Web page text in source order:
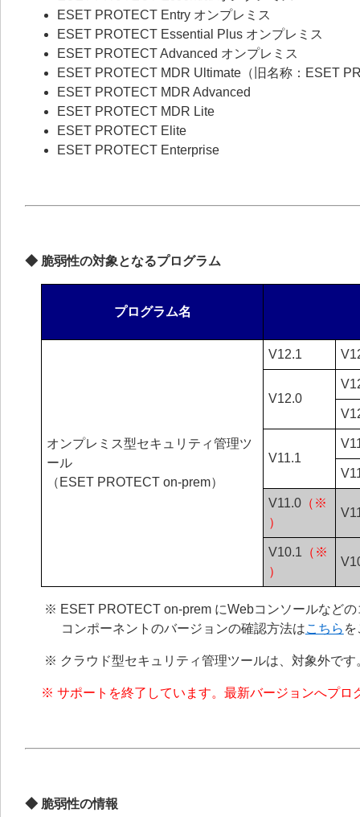
ESET PROTECT Entry オンプレミス
ESET PROTECT Essential Plus オンプレミス
ESET PROTECT Advanced オンプレミス
ESET PROTECT MDR Ultimate（旧名称：ESET
ESET PROTECT MDR Advanced
ESET PROTECT MDR Lite
ESET PROTECT Elite
ESET PROTECT Enterprise
◆ 脆弱性の対象となるプログラム
プログラム名
オンプレミス型セキュリティ管理ツ
ール
（ESET PROTECT on-prem）
V12.1
V12.0
V11.1
V11.0 （※
）
V10.1 （※
）
※ ESET PROTECT on-prem にWebコンソールなど
コンポーネントのバージョンの確認方法はこちら
※ クラウド型セキュリティ管理ツールは、対象外です
※ サポートを終了しています。最新バージョンへプロ
◆ 脆弱性の情報